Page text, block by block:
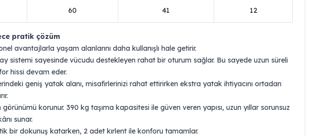
60 41 12
pratik çözüm
avantajlarla yaşam alanlarını daha kullanışlı hale getirir.
sistemi sayesinde vücudu destekleyen rahat bir oturum sağlar. Bu sayede uzun süreli
hissi devam eder.
geniş yatak alanı, misafirlerinizi rahat ettirirken ekstra yatak ihtiyacını ortadan
korunur. 390 kg taşıma kapasitesi ile güven veren yapısı, uzun yıllar sorunsuz
sunar.
bir dokunuş katarken, 2 adet kırlent ile konforu tamamlar.